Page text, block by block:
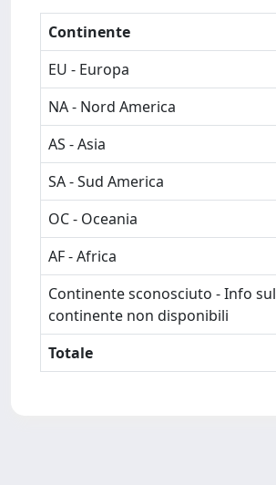
Continente
EU - Europa
NA - Nord America
AS - Asia
SA - Sud America
OC - Oceania
AF - Africa
Continente sconosciuto - Info sul
continente non disponibili
Totale